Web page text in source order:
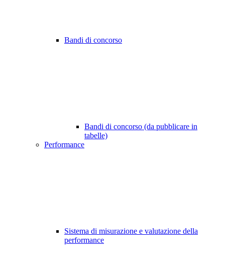
Bandi di concorso
Bandi di concorso (da pubblicare in
tabelle)
Performance
Sistema di misurazione e valutazione della
performance